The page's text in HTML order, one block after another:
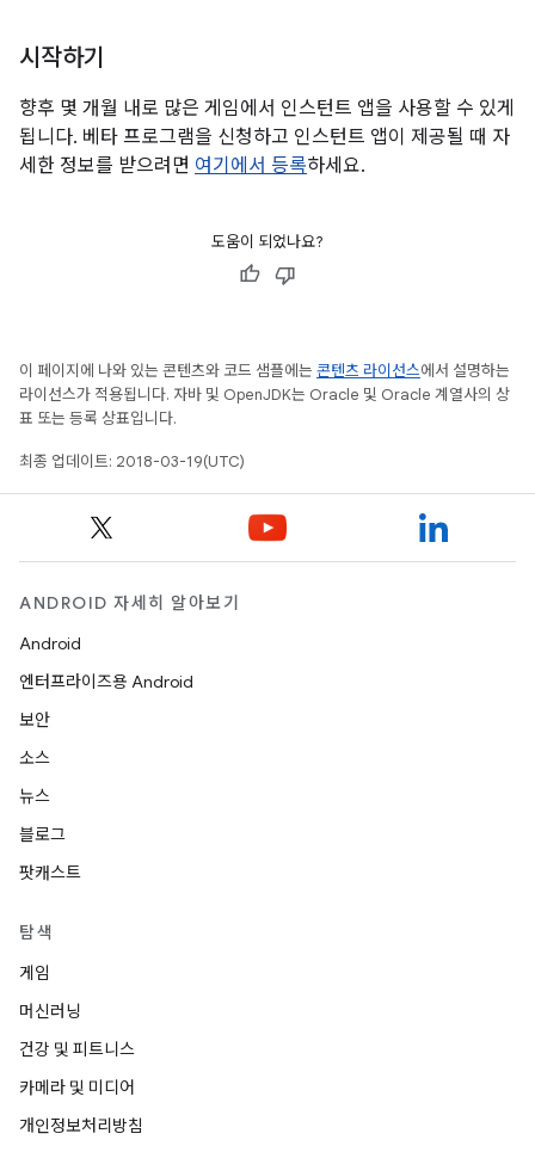
시작하기
향후 몇 개월 내로 많은 게임에서 인스턴트 앱을 사용할 수 있게
됩니다. 베타 프로그램을 신청하고 인스턴트 앱이 제공될 때 자
세한 정보를 받으려면 여기에서 등록하세요.
도움이 되었나요?
이 페이지에 나와 있는 콘텐츠와 코드 샘플에는 콘텐츠 라이선스에서 설명하는
라이선스가 적용됩니다. 자바 및 OpenJDK는 Oracle 및 Oracle 계열사의 상
표 또는 등록 상표입니다.
최종 업데이트: 2018-03-19(UTC)
ANDROID 자세히 알아보기
Android
엔터프라이즈용 Android
보안
소스
뉴스
블로그
팟캐스트
탐색
게임
머신러닝
건강 및 피트니스
카메라 및 미디어
개인정보처리방침